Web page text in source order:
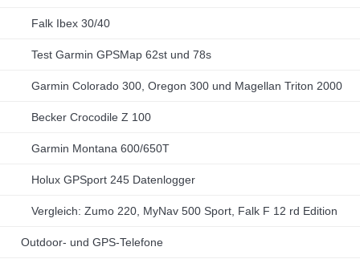
Falk Ibex 30/40
Test Garmin GPSMap 62st und 78s
Garmin Colorado 300, Oregon 300 und Magellan Triton 2000
Becker Crocodile Z 100
Garmin Montana 600/650T
Holux GPSport 245 Datenlogger
Vergleich: Zumo 220, MyNav 500 Sport, Falk F 12 rd Edition
Outdoor- und GPS-Telefone